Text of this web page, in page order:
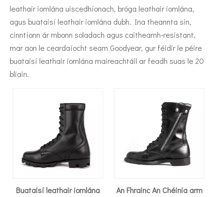
leathair iomlána uiscedhíonach, bróga leathair iomlána,
agus buataisí leathair iomlána dubh. Ina theannta sin,
cinntíonn ár mbonn soladach agus caitheamh-resistant,
mar aon le ceardaíocht seam Goodyear, gur féidir le péire
buataisí leathair iomlána maireachtáil ar feadh suas le 20
bliain.
Buataisí leathair iomlána
An Fhrainc An Chéinia arm